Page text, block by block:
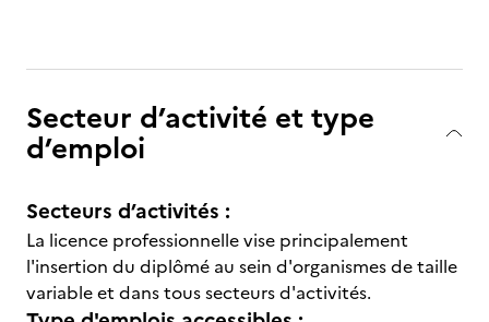
Secteur d’activité et type
d’emploi
Secteurs d’activités :
La licence professionnelle vise principalement
l'insertion du diplômé au sein d'organismes de taille
variable et dans tous secteurs d'activités.